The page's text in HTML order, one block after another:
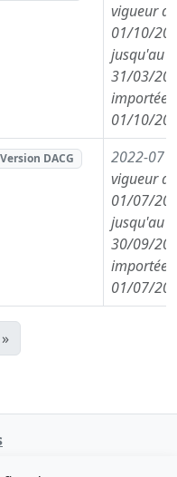
vigueur
01/10/
jusqu'au
31/03/
importée
01/10/
Version DACG 2022-07
vigueur
01/07/
jusqu'au
30/09/
importée
01/07/
»